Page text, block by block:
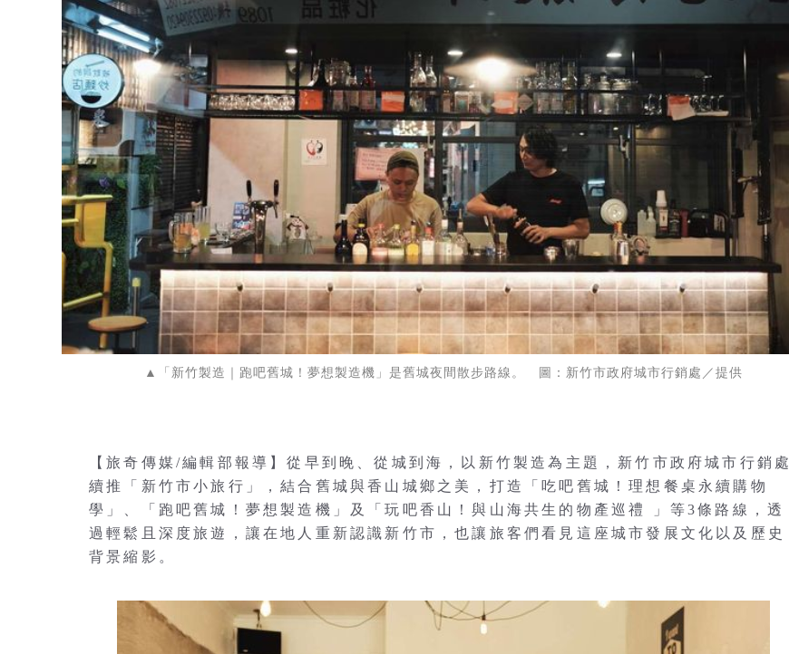
▲「新竹製造｜跑吧舊城！夢想製造機」是舊城夜間散步路線。 圖：新竹市政府城市行銷處／提供
【旅奇傳媒/編輯部報導】從早到晚、從城到海，以新竹製造為主題，新竹市政府城市行銷處
續推「新竹市小旅行」，結合舊城與香山城鄉之美，打造「吃吧舊城！理想餐桌永續購物
學」、「跑吧舊城！夢想製造機」及「玩吧香山！與山海共生的物產巡禮 」等3條路線，透
過輕鬆且深度旅遊，讓在地人重新認識新竹市，也讓旅客們看見這座城市發展文化以及歷史
背景縮影。